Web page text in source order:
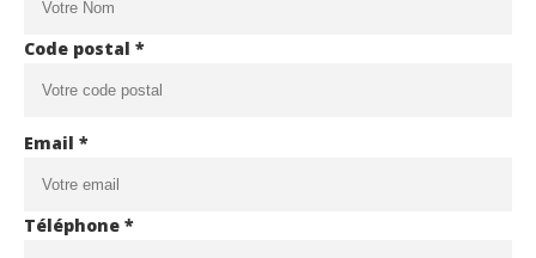
Code postal *
Email *
Téléphone *